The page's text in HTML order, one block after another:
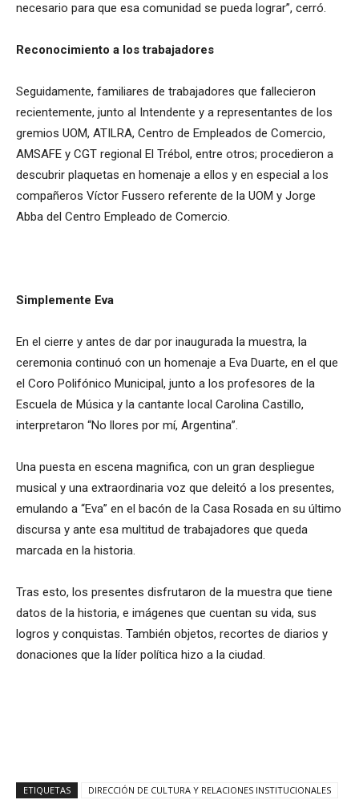
necesario para que esa comunidad se pueda lograr”, cerró.
Reconocimiento a los trabajadores
Seguidamente, familiares de trabajadores que fallecieron
recientemente, junto al Intendente y a representantes de los
gremios UOM, ATILRA, Centro de Empleados de Comercio,
AMSAFE y CGT regional El Trébol, entre otros; procedieron a
descubrir plaquetas en homenaje a ellos y en especial a los
compañeros Víctor Fussero referente de la UOM y Jorge
Abba del Centro Empleado de Comercio.
Simplemente Eva
En el cierre y antes de dar por inaugurada la muestra, la
ceremonia continuó con un homenaje a Eva Duarte, en el que
el Coro Polifónico Municipal, junto a los profesores de la
Escuela de Música y la cantante local Carolina Castillo,
interpretaron “No llores por mí, Argentina”.
Una puesta en escena magnifica, con un gran despliegue
musical y una extraordinaria voz que deleitó a los presentes,
emulando a “Eva” en el bacón de la Casa Rosada en su último
discursa y ante esa multitud de trabajadores que queda
marcada en la historia.
Tras esto, los presentes disfrutaron de la muestra que tiene
datos de la historia, e imágenes que cuentan su vida, sus
logros y conquistas. También objetos, recortes de diarios y
donaciones que la líder política hizo a la ciudad.
ETIQUETAS DIRECCIÓN DE CULTURA Y RELACIONES INSTITUCIONALES